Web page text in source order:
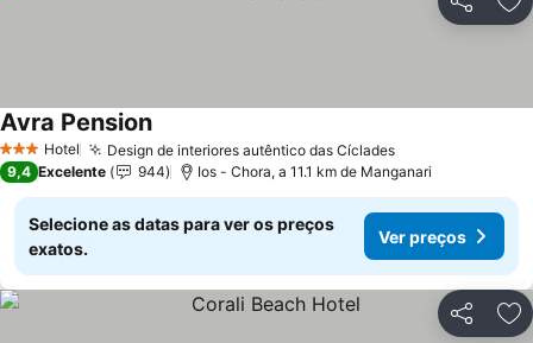
Partilhar
3 EstrelasHotel Design de interiores autêntico das CícladesVer preços
Avra PensionVer preços
9,4 Excelente 944 Ios - Chora, a 11.1 km de Manganari
Selecione as datas para ver os preços
exatos.
Ver preços
Partilhar